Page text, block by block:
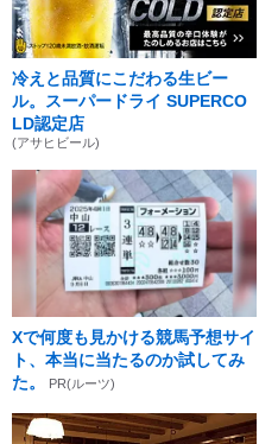
冷えと品質にこだわる生ビー
ル。スーパードライ SUPERCO
LD認定店
(アサヒビール)
Xで何度も見かける競馬予想サイ
ト、本当に当たるのか試してみ
た。
PR(ルーツ)